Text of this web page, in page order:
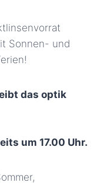
Sonnen- und
das optik
um 17.00 Uhr.